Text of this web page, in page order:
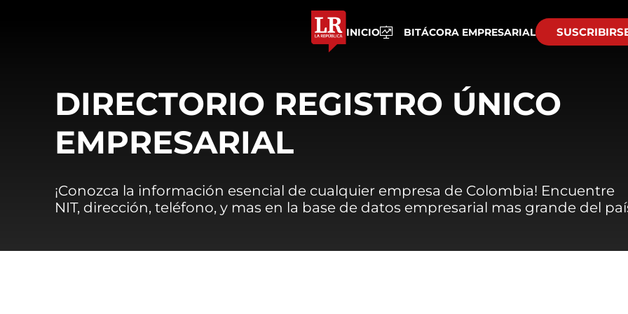
INICIO BITÁCORA EMPRESARIAL
DIRECTORIO REGISTRO ÚNICO
EMPRESARIAL
¡Conozca la información esencial de cualquier empresa de Colombia! Encuentre
NIT, dirección, teléfono, y mas en la base de datos empresarial mas grande del